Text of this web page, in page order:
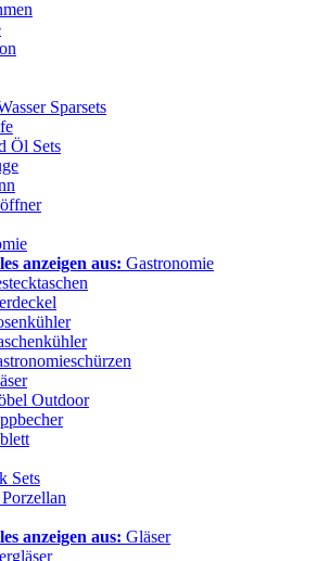
Sparsets
Öl Sets
anzeigen aus: Gastronomie
Outdoor
Sets
anzeigen aus: Gläser